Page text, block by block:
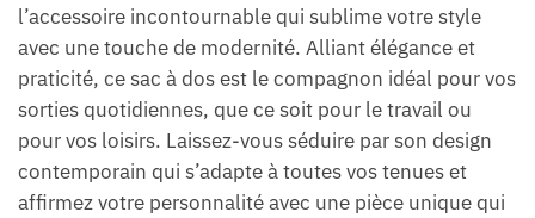
l’accessoire incontournable qui sublime votre style
avec une touche de modernité. Alliant élégance et
praticité, ce sac à dos est le compagnon idéal pour vos
sorties quotidiennes, que ce soit pour le travail ou
pour vos loisirs. Laissez-vous séduire par son design
contemporain qui s’adapte à toutes vos tenues et
affirmez votre personnalité avec une pièce unique qui